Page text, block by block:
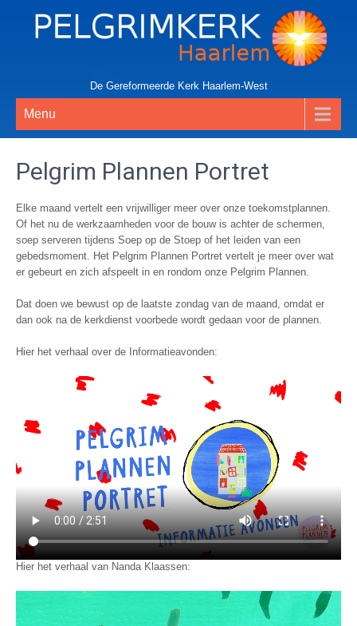
De Gereformeerde Kerk Haarlem-West
Menu
Pelgrim Plannen Portret
Elke maand vertelt een vrijwilliger meer over onze toekomstplannen.
Of het nu de werkzaamheden voor de bouw is achter de schermen,
soep serveren tijdens Soep op de Stoep of het leiden van een
gebedsmoment. Het Pelgrim Plannen Portret vertelt je meer over wat
er gebeurt en zich afspeelt in en rondom onze Pelgrim Plannen.
Dat doen we bewust op de laatste zondag van de maand, omdat er
dan ook na de kerkdienst voorbede wordt gedaan voor de plannen.
Hier het verhaal over de Informatieavonden:
Hier het verhaal van Nanda Klaassen: